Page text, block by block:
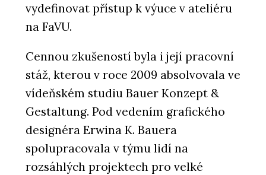
vydefinovat přístup k výuce v ateliéru
na FaVU.
Cennou zkušeností byla i její pracovní
stáž, kterou v roce 2009 absolvovala ve
vídeňském studiu Bauer Konzept &
Gestaltung. Pod vedením grafického
designéra Erwina K. Bauera
spolupracovala v týmu lidí na
rozsáhlých projektech pro velké